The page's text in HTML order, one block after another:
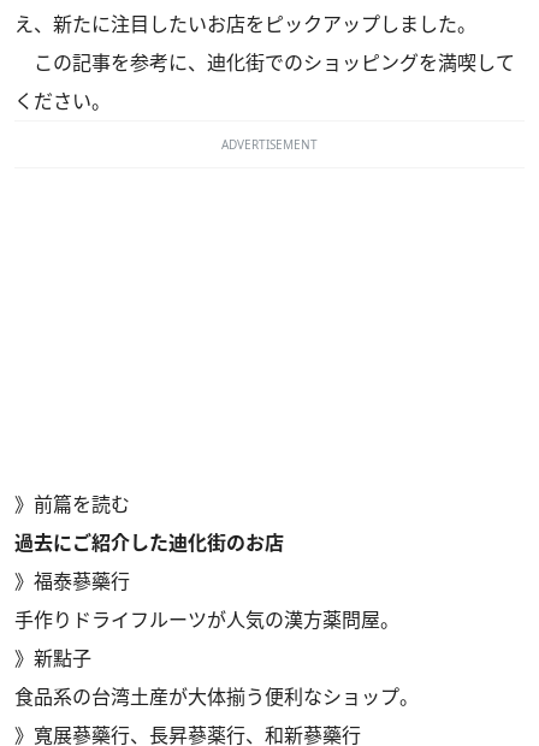
え、新たに注目したいお店をピックアップしました。
この記事を参考に、迪化街でのショッピングを満喫して
ください。
ADVERTISEMENT
》 前篇を読む
過去にご紹介した迪化街のお店
》 福泰蔘藥行
手作りドライフルーツが人気の漢方薬問屋。
》 新點子
食品系の台湾土産が大体揃う便利なショップ。
》 寬展蔘藥行、 長昇蔘薬行、 和新蔘藥行